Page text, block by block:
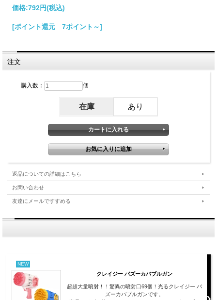
価格:792円(税込)
[ポイント還元 7ポイント～]
注文
購入数： 個
在庫 あり
返品についての詳細はこちら
お問い合わせ
友達にメールですすめる
NEW
クレイジー バズーカバブルガン
超超大量噴射！！驚異の噴射口69個！光るクレイジー バ
ズーカバブルガンです。